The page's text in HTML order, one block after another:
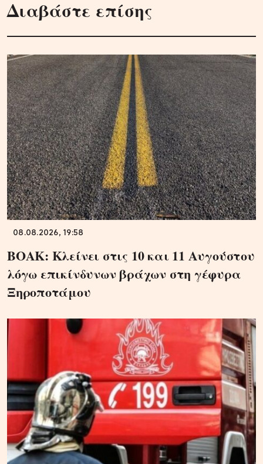
Διαβάστε επίσης
08.08.2026, 19:58
ΒΟΑΚ: Κλείνει στις 10 και 11 Αυγούστου
λόγω επικίνδυνων βράχων στη γέφυρα
Ξηροποτάμου